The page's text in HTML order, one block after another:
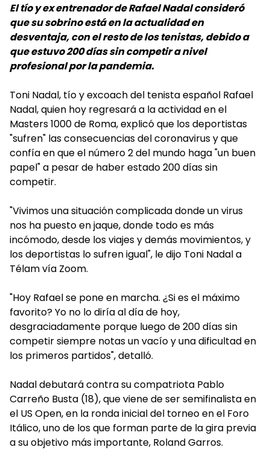
El tío y ex entrenador de Rafael Nadal consideró
que su sobrino está en la actualidad en
desventaja, con el resto de los tenistas, debido a
que estuvo 200 días sin competir a nivel
profesional por la pandemia.
Toni Nadal, tío y excoach del tenista español Rafael
Nadal, quien hoy regresará a la actividad en el
Masters 1000 de Roma, explicó que los deportistas
"sufren" las consecuencias del coronavirus y que
confía en que el número 2 del mundo haga "un buen
papel" a pesar de haber estado 200 días sin
competir.
"Vivimos una situación complicada donde un virus
nos ha puesto en jaque, donde todo es más
incómodo, desde los viajes y demás movimientos, y
los deportistas lo sufren igual", le dijo Toni Nadal a
Télam vía Zoom.
"Hoy Rafael se pone en marcha. ¿Si es el máximo
favorito? Yo no lo diría al día de hoy,
desgraciadamente porque luego de 200 días sin
competir siempre notas un vacío y una dificultad en
los primeros partidos", detalló.
Nadal debutará contra su compatriota Pablo
Carreño Busta (18), que viene de ser semifinalista en
el US Open, en la ronda inicial del torneo en el Foro
Itálico, uno de los que forman parte de la gira previa
a su objetivo más importante, Roland Garros.